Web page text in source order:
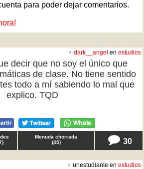
para poder dejar comentarios.
♂ dark__angel en estudios
decir que no soy el único que
de clase. No tiene sentido
todo a mí sabiendo lo mal que
explico. TQD
)
Menuda chorrada
(45) 30
♂ unestudiante en estudios